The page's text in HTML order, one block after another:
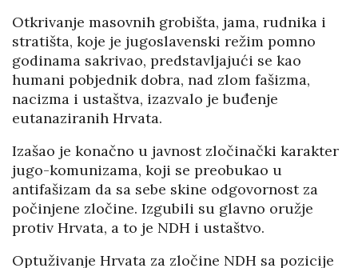
Otkrivanje masovnih grobišta, jama, rudnika i
stratišta, koje je jugoslavenski režim pomno
godinama sakrivao, predstavljajući se kao
humani pobjednik dobra, nad zlom fašizma,
nacizma i ustaštva, izazvalo je buđenje
eutanaziranih Hrvata.
Izašao je konačno u javnost zločinački karakter
jugo-komunizama, koji se preobukao u
antifašizam da sa sebe skine odgovornost za
počinjene zločine. Izgubili su glavno oružje
protiv Hrvata, a to je NDH i ustaštvo.
Optuživanje Hrvata za zločine NDH sa pozicije